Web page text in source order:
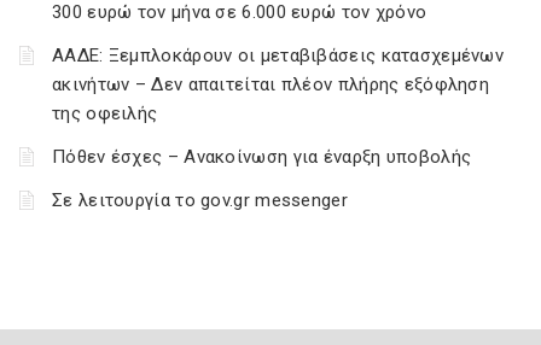
300 ευρώ τον μήνα σε 6.000 ευρώ τον χρόνο
ΑΑΔΕ: Ξεμπλοκάρουν οι μεταβιβάσεις κατασχεμένων
ακινήτων – Δεν απαιτείται πλέον πλήρης εξόφληση
της οφειλής
Πόθεν έσχες – Ανακοίνωση για έναρξη υποβολής
Σε λειτουργία το gov.gr messenger